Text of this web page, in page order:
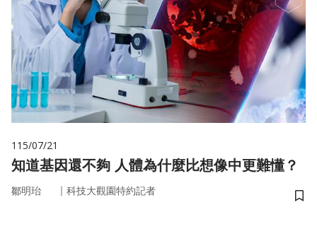
115/07/21
知道基因還不夠 人體為什麼比想像中更難懂？
鄒明珆 ｜ 科技大觀園特約記者
儲